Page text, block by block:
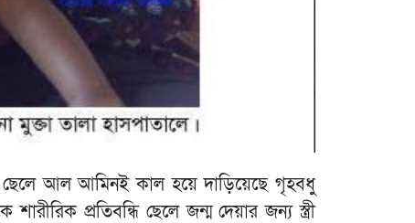
ছেলে আল আমিনই কাল হয়ে দাড়িয়েছে গৃহবধু
প্রতিবন্ধি ছেলে জন্ম দেয়ার জন্য স্ত্রী